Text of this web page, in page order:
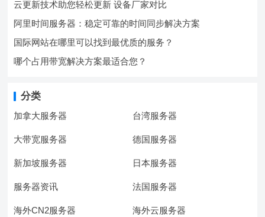
云更新技术助您轻松更新 设备厂家对比
阿里时间服务器：稳定可靠的时间同步解决方案
国际网站在哪里可以找到最优质的服务？
哪个占用带宽解决方案最适合您？
分类
加拿大服务器 台湾服务器
大带宽服务器 德国服务器
新加坡服务器 日本服务器
服务器资讯 法国服务器
海外CN2服务器 海外云服务器